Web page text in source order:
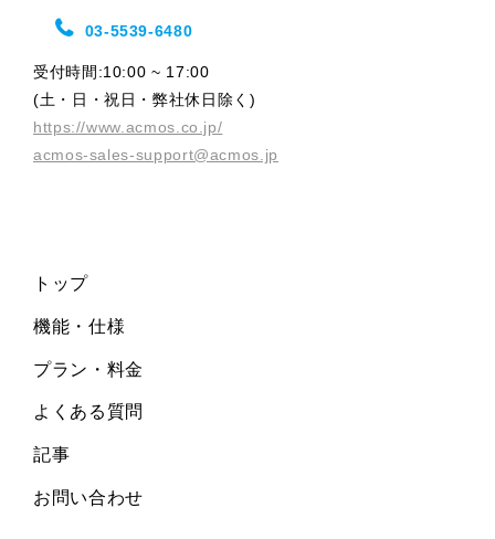
03-5539-6480
受付時間:10:00 ~ 17:00
(土・日・祝日・弊社休日除く)
https://www.acmos.co.jp/
acmos-sales-support@acmos.jp
トップ
機能・仕様
プラン・料金
よくある質問
記事
お問い合わせ